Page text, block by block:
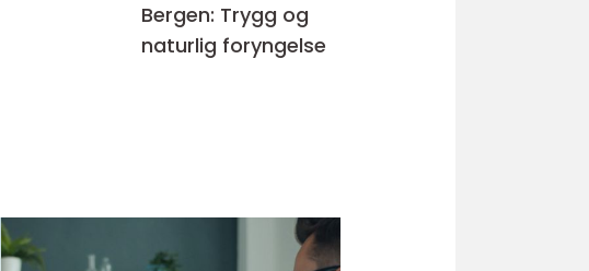
Bergen: Trygg og
naturlig foryngelse